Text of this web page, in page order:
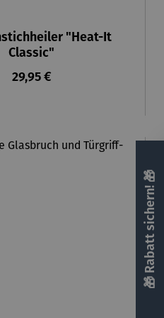
"Heat-It
Classic"
Regulärer Preis:
29,95 €
🎁 Rabatt sichern! 🎁